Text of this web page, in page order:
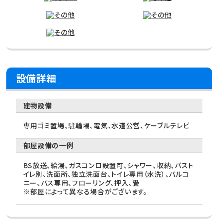
設備詳細
建物設備
専用ゴミ置場、駐輪場、電気、水道公営、ケーブルテレビ
部屋設備の一例
BS放送、給湯、ガスコンロ設置可、シャワー、収納、バスト
イレ別、洗面所、独立洗面台、トイレ専用（水洗）、バルコ
ニー、バス専用、フローリング、押入、畳
※部屋によって異なる場合がございます。